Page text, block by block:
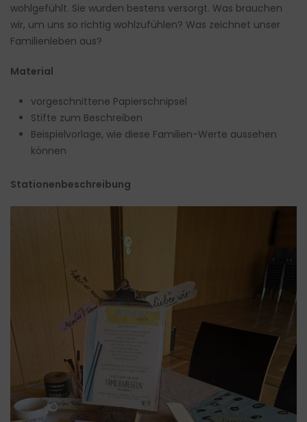
wohlgefühlt. Sie wurden bestens versorgt. Was brauchen
wir, um uns so richtig wohlzufühlen? Was zeichnet unser
Familienleben aus?
Material
vorgeschnittene Papierschnipsel
Stifte zum Beschreiben
Beispielvorlage, wie diese Familien-Werte aussehen
können
Stationenbeschreibung